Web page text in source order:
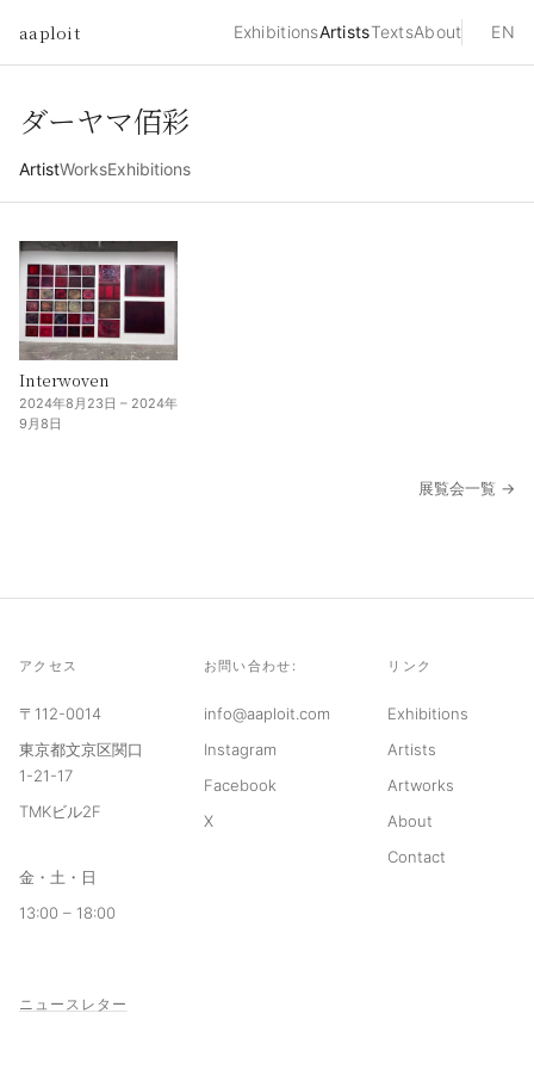
aaploit ExhibitionsArtistsTextsAbout EN
ダーヤマ佰彩
ArtistWorksExhibitions
Interwoven
2024年8月23日 – 2024年
9月8日
展覧会一覧 →
アクセス
〒112-0014
東京都文京区関口
1-21-17
TMKビル2F
金・土・日
13:00 – 18:00
お問い合わせ:
info@aaploit.com
Instagram
Facebook
X
リンク
Exhibitions
Artists
Artworks
About
Contact
ニュースレター